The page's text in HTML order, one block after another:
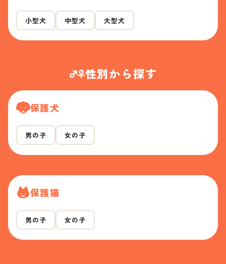
小型犬 中型犬 大型犬
性別から探す
保護犬
男の子 女の子
保護猫
男の子 女の子